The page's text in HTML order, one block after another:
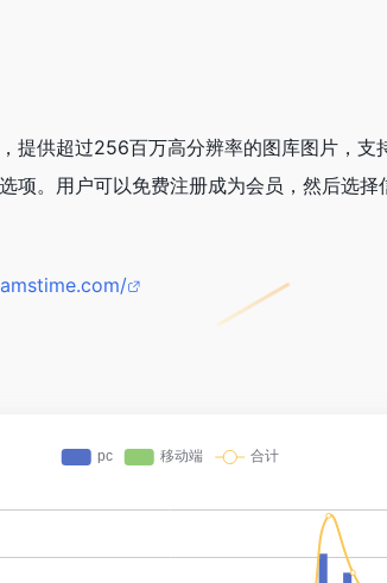
提供超过256百万高分辨率的图库图片，支
项。用户可以免费注册成为会员，然后选择